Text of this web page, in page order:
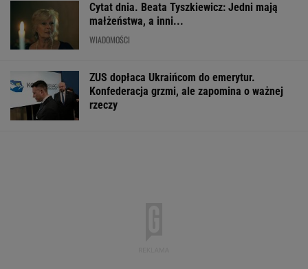
Cytat dnia. Beata Tyszkiewicz: Jedni mają
małżeństwa, a inni...
WIADOMOŚCI
ZUS dopłaca Ukraińcom do emerytur.
Konfederacja grzmi, ale zapomina o ważnej
rzeczy